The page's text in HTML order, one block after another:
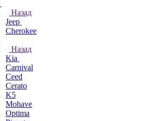
Назад
Jeep
Cherokee
Назад
Kia
Carnival
Ceed
Cerato
K5
Mohave
Optima